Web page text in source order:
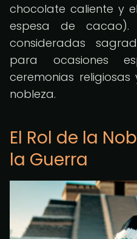
chocolate caliente y
espesa de cacao).
consideradas
para ocasiones
ceremonias
nobleza.
El Rol de la
la Guerra